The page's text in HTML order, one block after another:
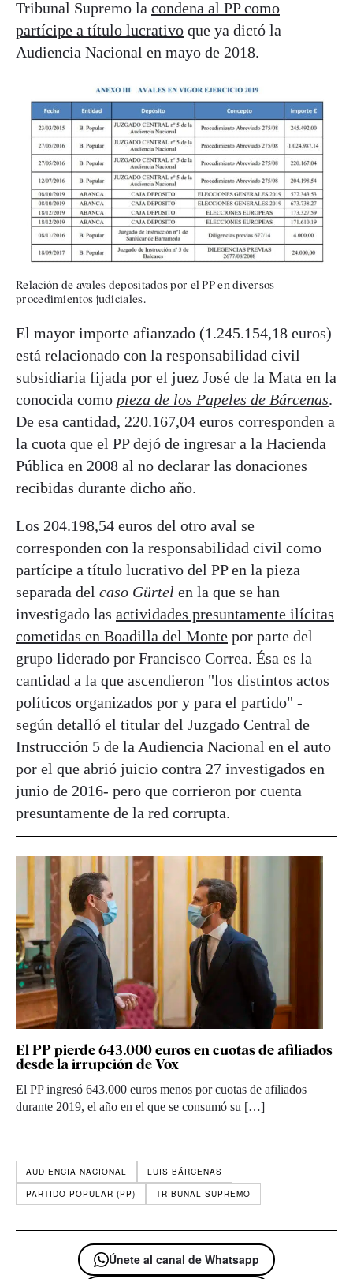
Tribunal Supremo la condena al PP como
partícipe a título lucrativo que ya dictó la
Audiencia Nacional en mayo de 2018.
Relación de avales depositados por el PP en diversos
procedimientos judiciales.
El mayor importe afianzado (1.245.154,18 euros)
está relacionado con la responsabilidad civil
subsidiaria fijada por el juez José de la Mata en la
conocida como pieza de los Papeles de Bárcenas.
De esa cantidad, 220.167,04 euros corresponden a
la cuota que el PP dejó de ingresar a la Hacienda
Pública en 2008 al no declarar las donaciones
recibidas durante dicho año.
Los 204.198,54 euros del otro aval se
corresponden con la responsabilidad civil como
partícipe a título lucrativo del PP en la pieza
separada del caso Gürtel en la que se han
investigado las actividades presuntamente ilícitas
cometidas en Boadilla del Monte por parte del
grupo liderado por Francisco Correa. Ésa es la
cantidad a la que ascendieron "los distintos actos
políticos organizados por y para el partido" -
según detalló el titular del Juzgado Central de
Instrucción 5 de la Audiencia Nacional en el auto
por el que abrió juicio contra 27 investigados en
junio de 2016- pero que corrieron por cuenta
presuntamente de la red corrupta.
El PP pierde 643.000 euros en cuotas de afiliados
desde la irrupción de Vox
El PP ingresó 643.000 euros menos por cuotas de afiliados
durante 2019, el año en el que se consumó su […]
AUDIENCIA NACIONAL
LUIS BÁRCENAS
PARTIDO POPULAR (PP)
TRIBUNAL SUPREMO
Únete al canal de Whatsapp